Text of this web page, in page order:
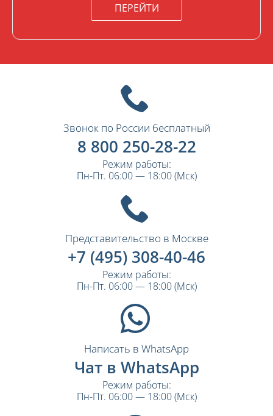
ПЕРЕЙТИ
Звонок по России бесплатный
8 800 250-28-22
Режим работы:
Пн-Пт. 06:00 — 18:00 (Мск)
Представительство в Москве
+7 (495) 308-40-46
Режим работы:
Пн-Пт. 06:00 — 18:00 (Мск)
Написать в WhatsApp
Чат в WhatsApp
Режим работы:
Пн-Пт. 06:00 — 18:00 (Мск)